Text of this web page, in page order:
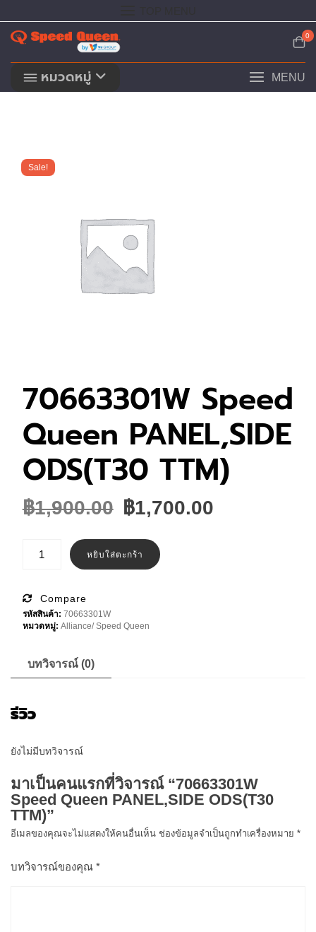
content
0
หมวดหมู่ MENU
Sale!
70663301W Speed
Queen PANEL,SIDE
ODS(T30 TTM)
฿1,900.00 Original
was:
฿1,900.00.
฿1,700.00
70663301W
ODS(T30
TTM)
ชิ้น
หยิบใส่ตะกร้า
Compare
รหัสสินค้า: 70663301W
หมวดหมู่: Alliance/ Speed Queen
บทวิจารณ์ (0)
รีวิว
ยังไม่มีบทวิจารณ์
มาเป็นคนแรกที่วิจารณ์ “70663301W
Speed Queen PANEL,SIDE ODS(T30
TTM)”
อีเมลของคุณจะไม่แสดงให้คนอื่นเห็น ช่องข้อมูลจำเป็นถูกทำเครื่องหมาย *
บทวิจารณ์ของคุณ *